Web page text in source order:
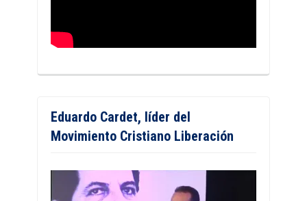
Eduardo Cardet, líder del
Movimiento Cristiano Liberación